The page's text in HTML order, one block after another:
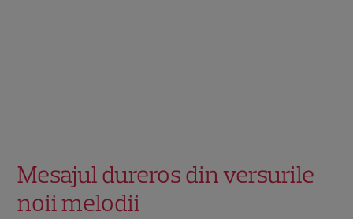
Mesajul dureros din versurile
noii melodii